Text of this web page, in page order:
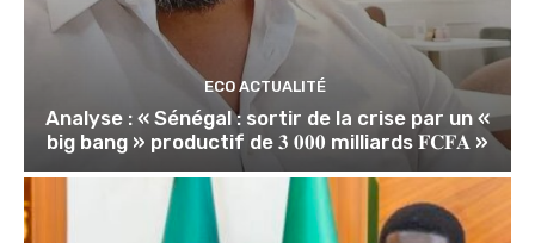
ECO ACTUALITÉ
Analyse : « Sénégal : sortir de la crise par un «
big bang » productif de 𝟑 𝟎𝟎𝟎 milliards 𝐅𝐂𝐅𝐀 »